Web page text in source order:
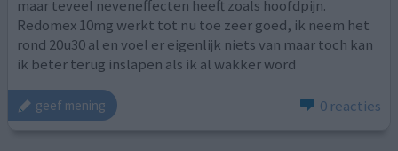
maar teveel neveneffecten heeft zoals hoofdpijn.
Redomex 10mg werkt tot nu toe zeer goed, ik neem het
rond 20u30 al en voel er eigenlijk niets van maar toch kan
ik beter terug inslapen als ik al wakker word
geef mening 0 reacties